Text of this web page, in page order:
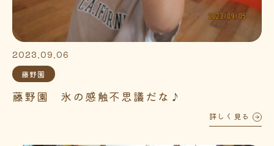
2023.09.06
藤野園
藤野園 氷の感触不思議だな♪
詳しく見る